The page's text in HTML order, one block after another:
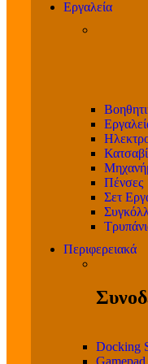
Εργαλεία
Πένσες
Σετ
Περιφερειακά
Docking